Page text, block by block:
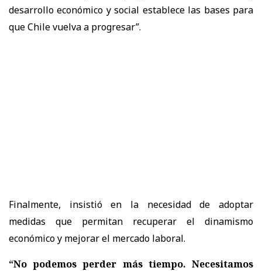
desarrollo económico y social establece las bases para
que Chile vuelva a progresar”.
Finalmente, insistió en la necesidad de adoptar
medidas que permitan recuperar el dinamismo
económico y mejorar el mercado laboral.
“No podemos perder más tiempo. Necesitamos